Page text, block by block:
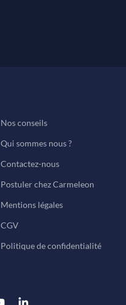
Nos conseils
Qui sommes nous ?
Contactez-nous
Postuler chez Carmeleon
Mentions légales
CGV
Politique de confidentialité